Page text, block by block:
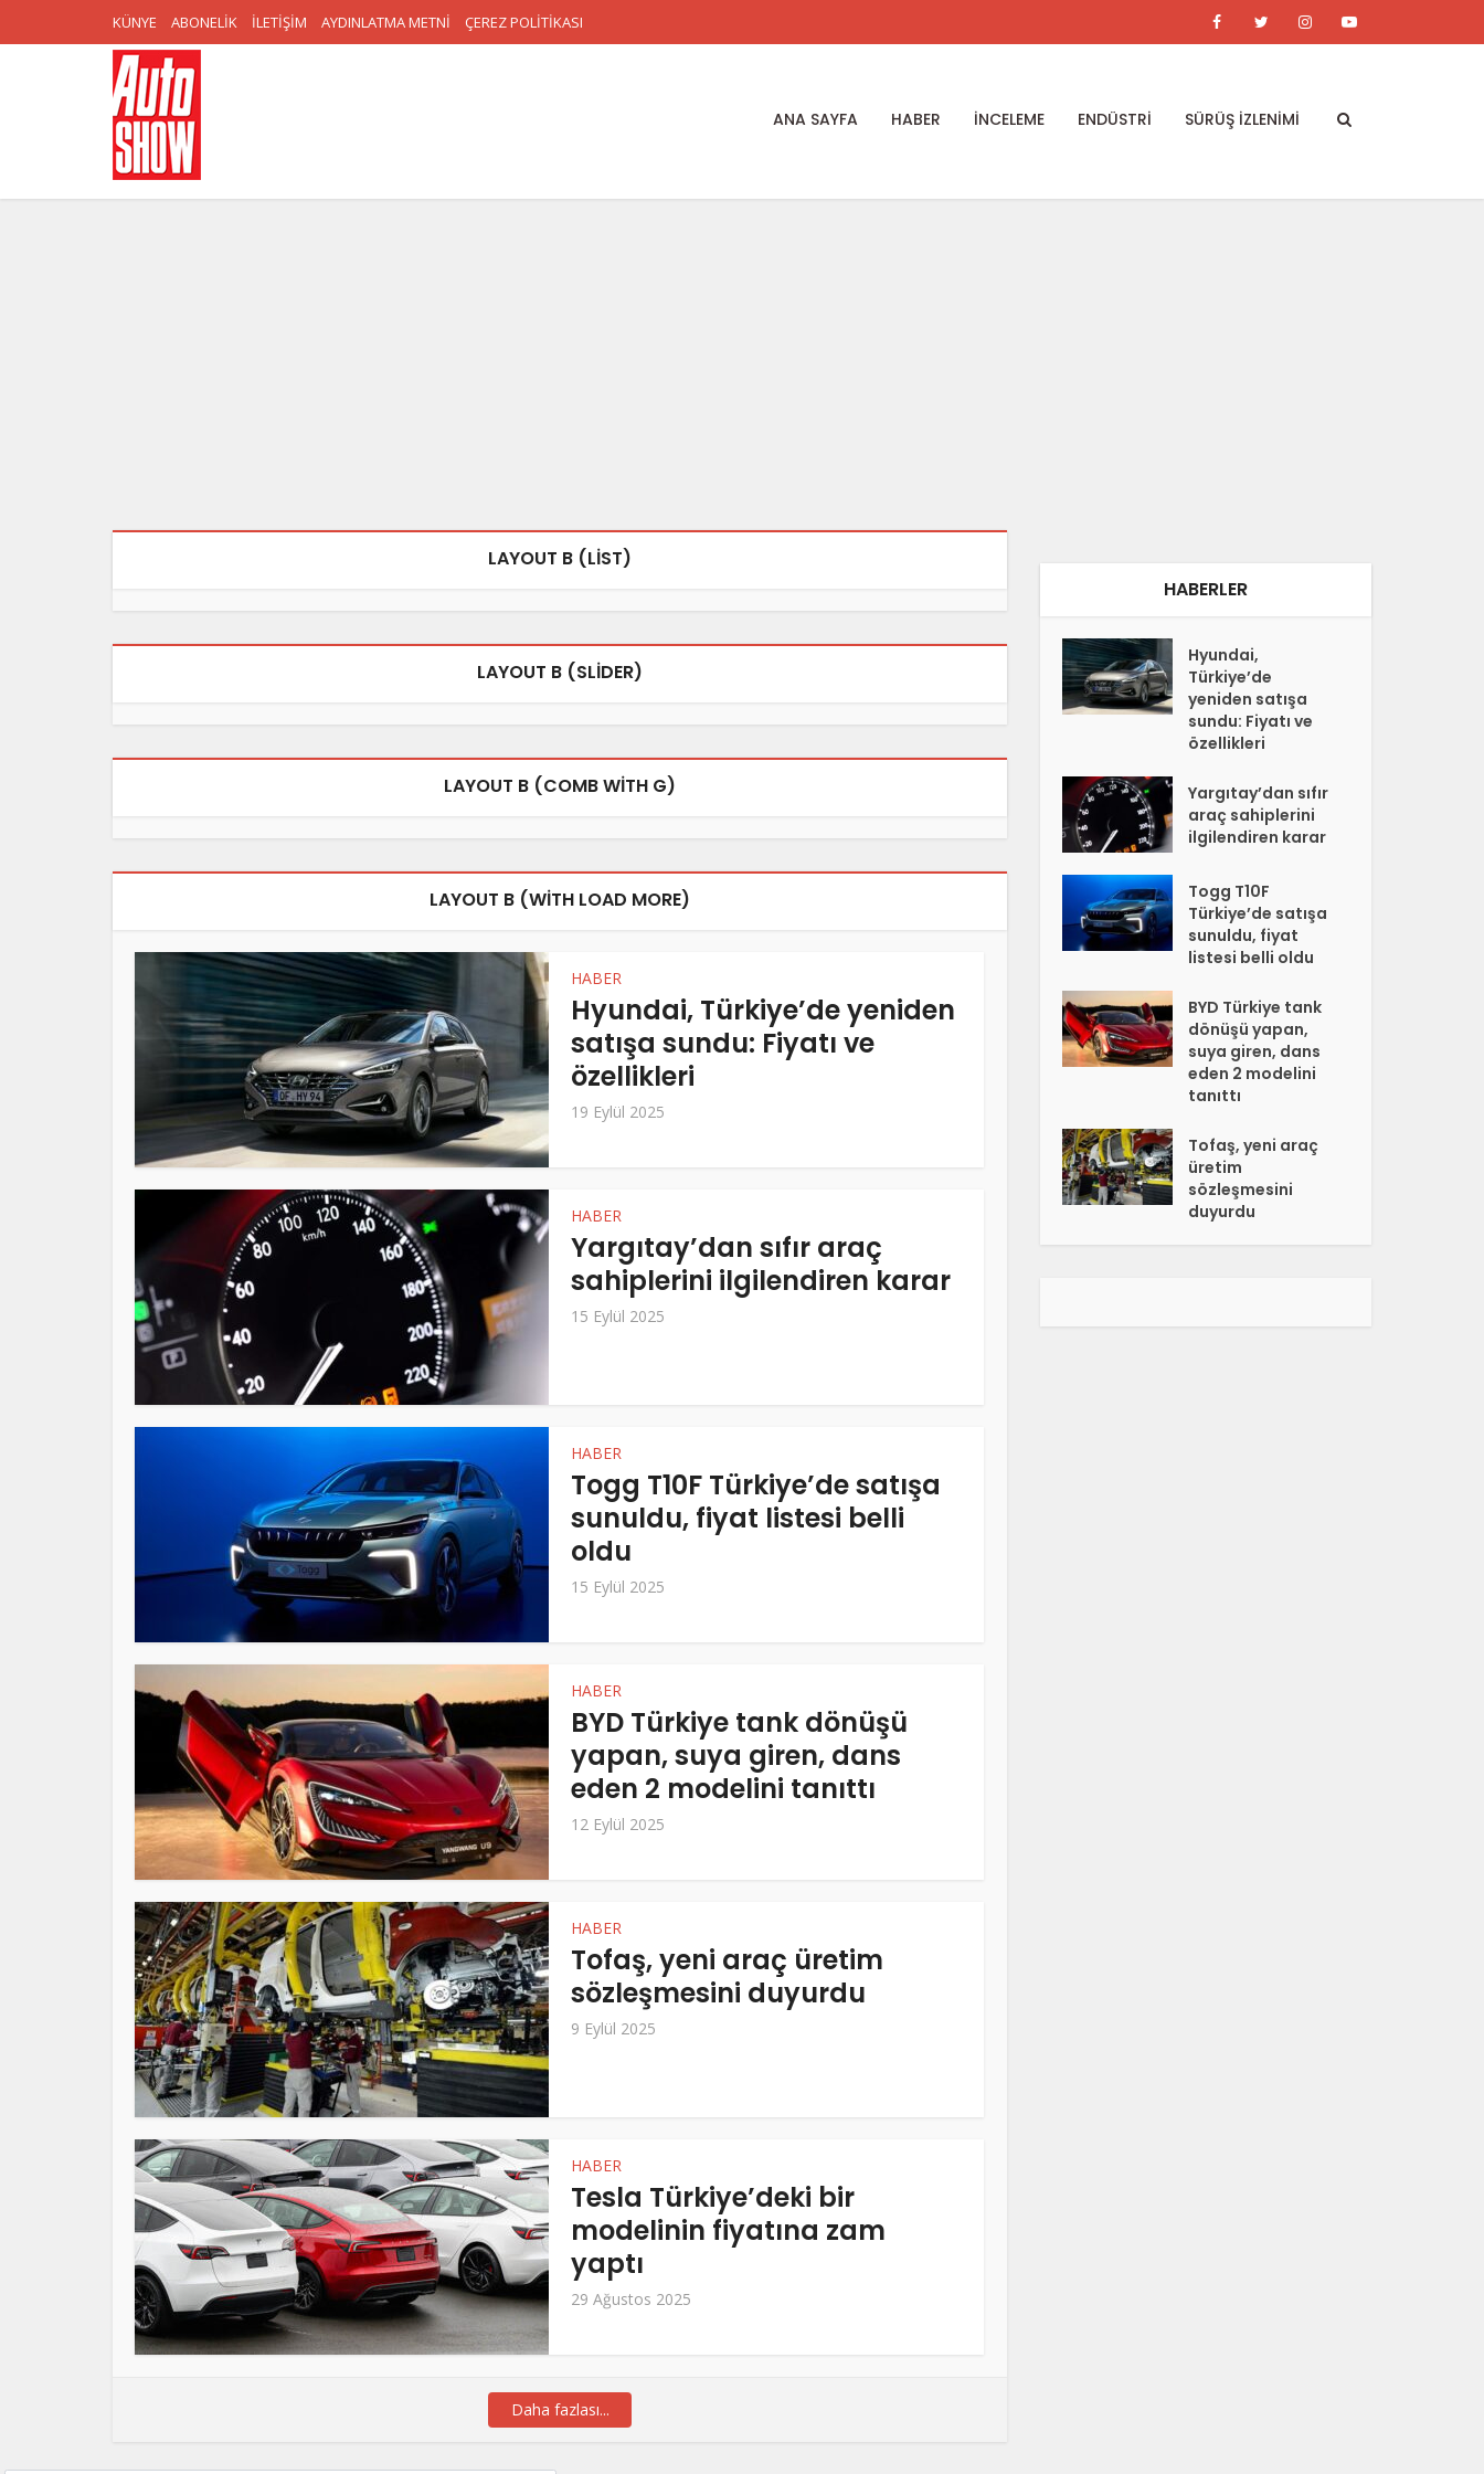
KÜNYE ABONELİK İLETİŞİM AYDINLATMA METNİ ÇEREZ POLİTİKASI
ANA SAYFA HABER İNCELEME ENDÜSTRİ SÜRÜŞ İZLENİMİ
LAYOUT B (LIST)
LAYOUT B (SLIDER)
LAYOUT B (COMB WITH G)
LAYOUT B (WITH LOAD MORE)
HABER
Hyundai, Türkiye’de yeniden
satışa sundu: Fiyatı ve
özellikleri
19 Eylül 2025
HABER
Yargıtay’dan sıfır araç
sahiplerini ilgilendiren karar
15 Eylül 2025
HABER
Togg T10F Türkiye’de satışa
sunuldu, fiyat listesi belli
oldu
15 Eylül 2025
HABER
BYD Türkiye tank dönüşü
yapan, suya giren, dans
eden 2 modelini tanıttı
12 Eylül 2025
HABER
Tofaş, yeni araç üretim
sözleşmesini duyurdu
9 Eylül 2025
HABER
Tesla Türkiye’deki bir
modelinin fiyatına zam
yaptı
29 Ağustos 2025
Daha fazlası...
HABERLER
Hyundai,
Türkiye’de
yeniden satışa
sundu: Fiyatı ve
özellikleri
Yargıtay’dan sıfır
araç sahiplerini
ilgilendiren karar
Togg T10F
Türkiye’de satışa
sunuldu, fiyat
listesi belli oldu
BYD Türkiye tank
dönüşü yapan,
suya giren, dans
eden 2 modelini
tanıttı
Tofaş, yeni araç
üretim
sözleşmesini
duyurdu